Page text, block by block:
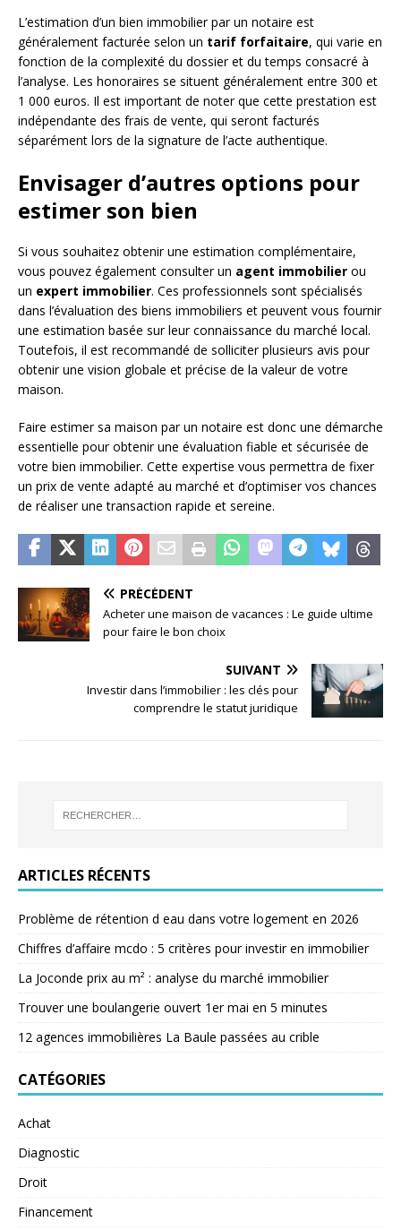
L’estimation d’un bien immobilier par un notaire est
généralement facturée selon un tarif forfaitaire, qui varie en
fonction de la complexité du dossier et du temps consacré à
l’analyse. Les honoraires se situent généralement entre 300 et
1 000 euros. Il est important de noter que cette prestation est
indépendante des frais de vente, qui seront facturés
séparément lors de la signature de l’acte authentique.
Envisager d’autres options pour
estimer son bien
Si vous souhaitez obtenir une estimation complémentaire,
vous pouvez également consulter un agent immobilier ou
un expert immobilier. Ces professionnels sont spécialisés
dans l’évaluation des biens immobiliers et peuvent vous fournir
une estimation basée sur leur connaissance du marché local.
Toutefois, il est recommandé de solliciter plusieurs avis pour
obtenir une vision globale et précise de la valeur de votre
maison.
Faire estimer sa maison par un notaire est donc une démarche
essentielle pour obtenir une évaluation fiable et sécurisée de
votre bien immobilier. Cette expertise vous permettra de fixer
un prix de vente adapté au marché et d’optimiser vos chances
de réaliser une transaction rapide et sereine.
PRÉCÉDENT
Acheter une maison de vacances : Le guide ultime
pour faire le bon choix
SUIVANT
Investir dans l’immobilier : les clés pour
comprendre le statut juridique
ARTICLES RÉCENTS
Problème de rétention d eau dans votre logement en 2026
Chiffres d’affaire mcdo : 5 critères pour investir en immobilier
La Joconde prix au m² : analyse du marché immobilier
Trouver une boulangerie ouvert 1er mai en 5 minutes
12 agences immobilières La Baule passées au crible
CATÉGORIES
Achat
Diagnostic
Droit
Financement